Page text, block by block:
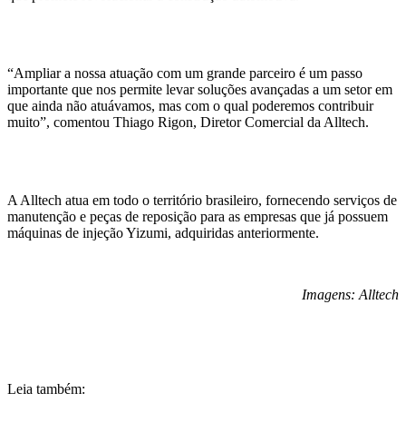
“Ampliar a nossa atuação com um grande parceiro é um passo
importante que nos permite levar soluções avançadas a um setor em
que ainda não atuávamos, mas com o qual poderemos contribuir
muito”, comentou Thiago Rigon, Diretor Comercial da Alltech.
A Alltech atua em todo o território brasileiro, fornecendo serviços de
manutenção e peças de reposição para as empresas que já possuem
máquinas de injeção Yizumi, adquiridas anteriormente.
Imagens: Alltech
Leia também: